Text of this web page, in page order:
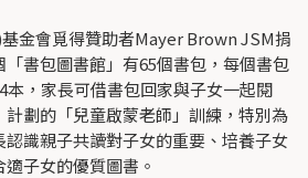
金會覓得贊助者Mayer Brown JSM捐
書包圖書館」有65個書包，每個書包
本，家長可借書包回家與子女一起閱
劃的「兒童啟蒙老師」訓練，特別為
識親子共讀對子女的重要、培養子女
子女的優質圖書。